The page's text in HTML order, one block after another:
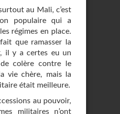
au Mali, c’est
populaire qui a
régimes en place.
fait que ramasser la
il y a certes eu un
colère contre le
vie chère, mais la
était meilleure.
au pouvoir,
militaires n’ont